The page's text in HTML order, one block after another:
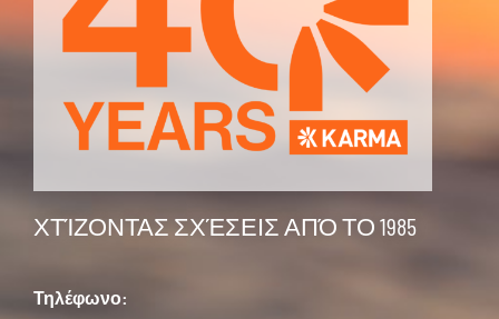
ΧΤΊΖΟΝΤΑΣ ΣΧΈΣΕΙΣ ΑΠΌ ΤΟ 1985
Τηλέφωνο: